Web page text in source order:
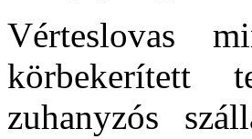
Vérteslovas
körbekerített
zuhanyzós